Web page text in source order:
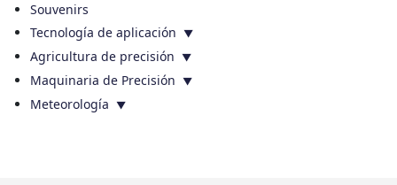
Souvenirs
Tecnología de aplicación
Agricultura de precisión
Maquinaria de Precisión
Meteorología